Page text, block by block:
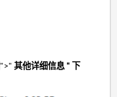
">"其他详细信息 " 下